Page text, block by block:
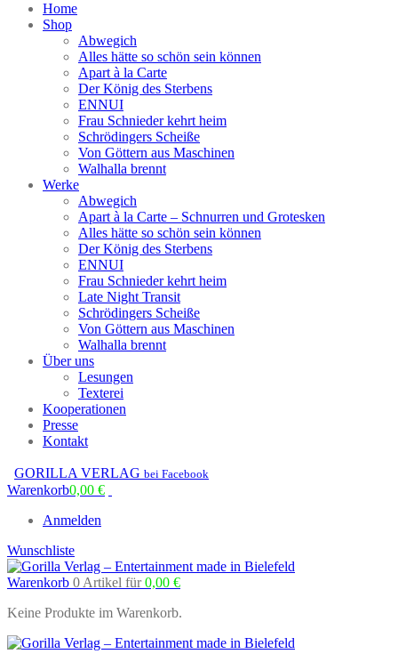
Home
Shop
Abwegich
Alles hätte so schön sein können
Apart à la Carte
Der König des Sterbens
ENNUI
Frau Schnieder kehrt heim
Schrödingers Scheiße
Von Göttern aus Maschinen
Walhalla brennt
Werke
Abwegich
Apart à la Carte – Schnurren und Grotesken
Alles hätte so schön sein können
Der König des Sterbens
ENNUI
Frau Schnieder kehrt heim
Late Night Transit
Schrödingers Scheiße
Von Göttern aus Maschinen
Walhalla brennt
Über uns
Lesungen
Texterei
Kooperationen
Presse
Kontakt
GORILLA VERLAG bei Facebook
Warenkorb0,00 €
Anmelden
Wunschliste
Warenkorb 0 Artikel für 0,00 €
Keine Produkte im Warenkorb.